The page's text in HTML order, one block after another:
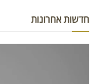
חדשות אחרונות